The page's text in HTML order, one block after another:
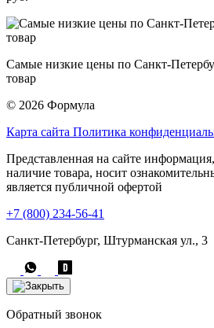
Самые низкие цены по Санкт-
товар
© 2026 Формула
Карта сайта Политика
Представленная на сайте
наличие товара, носит
является публичной офертой
+7 (800) 234-56-41
Санкт-Петербург, Штурманская ул., 3
Обратный звонок